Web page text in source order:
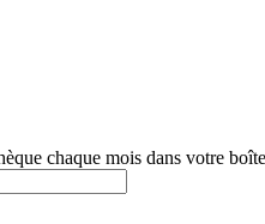
chaque mois dans votre